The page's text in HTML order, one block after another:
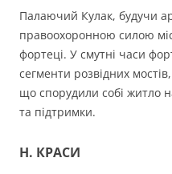
Палаючий Кулак, будучи
правоохоронною силою
фортеці. У смутні часи
сегменти розвідних
що спорудили собі житло
та підтримки.
H. КРАСИ